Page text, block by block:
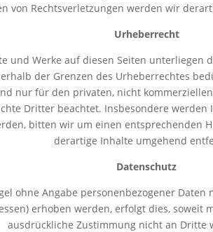
von Rechtsverletzungen werden wir
Urheberrecht
und Werke auf diesen Seiten unterliegen
der Grenzen des Urheberrechtes
nur für den privaten, nicht
Dritter beachtet. Insbesondere
bitten wir um einen entsprechenden
derartige Inhalte umgehend
Datenschutz
ohne Angabe personenbezogener
erhoben werden, erfolgt dies,
ausdrückliche Zustimmung nicht an Dritte